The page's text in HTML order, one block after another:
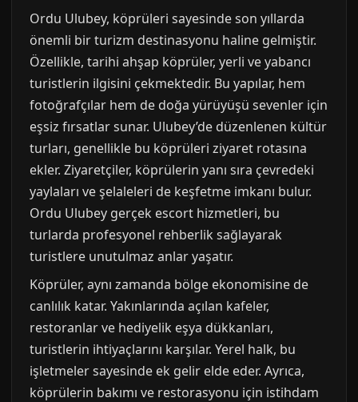
Ordu Ulubey, köprüleri sayesinde son yıllarda
önemli bir turizm destinasyonu haline gelmiştir.
Özellikle, tarihi ahşap köprüler, yerli ve yabancı
turistlerin ilgisini çekmektedir. Bu yapılar, hem
fotoğrafçılar hem de doğa yürüyüşü sevenler için
eşsiz fırsatlar sunar. Ulubey’de düzenlenen kültür
turları, genellikle bu köprüleri ziyaret rotasına
ekler. Ziyaretçiler, köprülerin yanı sıra çevredeki
yaylaları ve şelaleleri de keşfetme imkanı bulur.
Ordu Ulubey gerçek escort hizmetleri, bu
turlarda profesyonel rehberlik sağlayarak
turistlere unutulmaz anlar yaşatır.
Köprüler, aynı zamanda bölge ekonomisine de
canlılık katar. Yakınlarında açılan kafeler,
restoranlar ve hediyelik eşya dükkanları,
turistlerin ihtiyaçlarını karşılar. Yerel halk, bu
işletmeler sayesinde ek gelir elde eder. Ayrıca,
köprülerin bakımı ve restorasyonu için istihdam